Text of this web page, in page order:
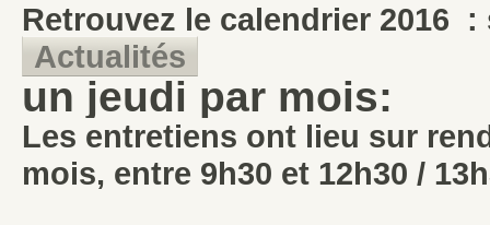
Retrouvez le calendrier 2016
Actualités
un jeudi par mois:
Les entretiens ont lieu sur
mois, entre 9h30 et 12h30 /